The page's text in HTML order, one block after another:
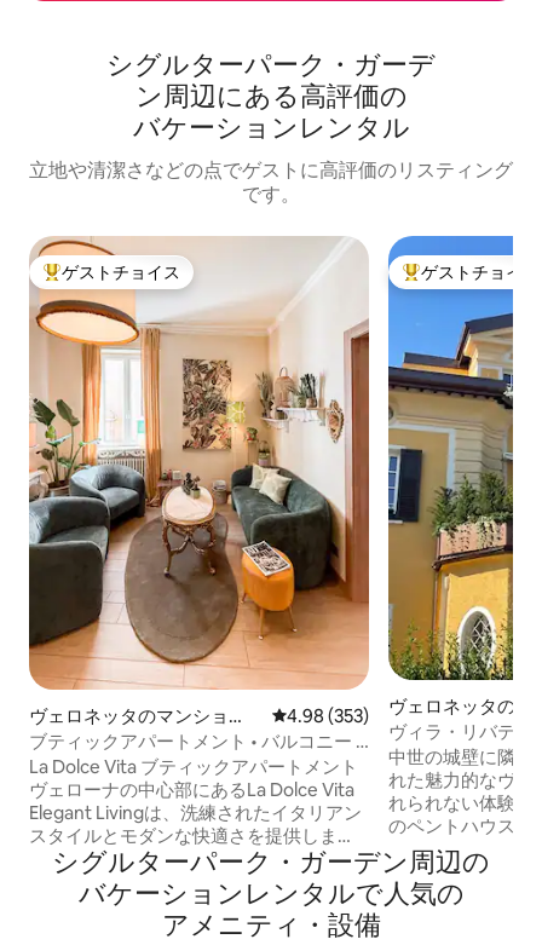
シグルターパーク・ガーデ
ン⁠周⁠辺⁠に⁠あ⁠る高⁠評⁠価⁠の
バ⁠ケ⁠ー⁠シ⁠ョ⁠ン⁠レ⁠ン⁠タ⁠ル
立地や清潔さなどの点でゲストに高評価のリスティング
です。
大好評のゲストチョイスです。
ゲストチョイス
ヴェロネッタのマンショ
ン・アパート
レビュー353件、5つ星中4.98つ
4.98 (353)
ブティックアパートメント • バルコニー •
ピエトラデッキ
La Dolce Vita ブティックアパートメント
ヴェローナの中心部にあるLa Dolce Vita
Elegant Livingは、洗練されたイタリアン
スタイルとモダンな快適さを提供しま
す。クオリティと最高の立地を重視する
ゲスト向けに厳選されています。 • プレ
ミアムな休息：5cmのメモリーフォーム
トッパーを備えたベッドルーム2室（うち
大好評のゲスト
ゲストチョイス
ヴェロネッタのコ
アム
ヴィラ・リバティ
ポンテ・ピエトラ
中世の城壁に隣接
れた魅力的なヴィ
れられない体験を
のペントハウスは
ートル）、ローマ
トラーレ図書館、
会、サン・ジョル
シグルターパーク・ガーデン⁠周⁠辺⁠の
バ⁠ケ⁠ー⁠シ⁠ョ⁠ン⁠レ⁠ン⁠タ⁠ル⁠で人⁠気⁠の
ア⁠メ⁠ニ⁠テ⁠ィ⁠・⁠設⁠備